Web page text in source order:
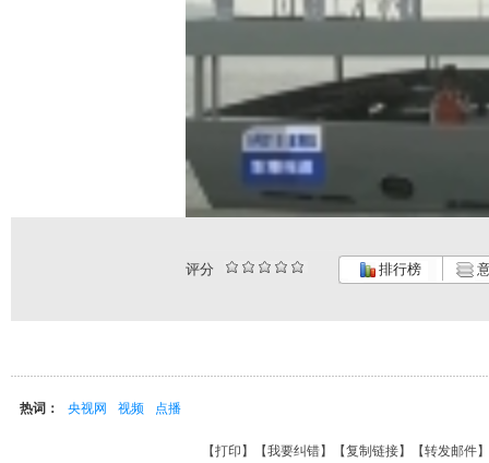
评分 排行榜
热词： 央视网 视频 点播
【打印 】【我要纠错】【复制链接】【转发邮件